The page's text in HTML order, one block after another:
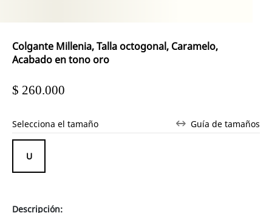
Colgante Millenia, Talla octogonal, Caramelo,
Acabado en tono oro
$ 260.000
Selecciona el tamaño Guía de tamaños
Descripción: